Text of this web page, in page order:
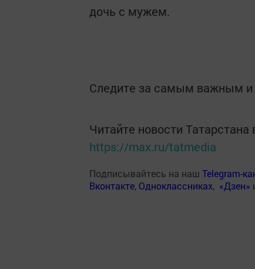
дочь с мужем.
Следите за самым важным и
Читайте новости
https://max.ru/tatmedia
Подписывайтесь на наш Telegram-
Вконтакте, Одноклассниках, «Дзен»